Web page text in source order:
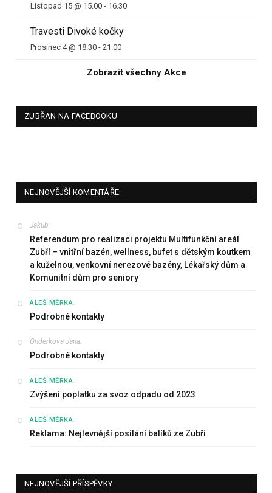
Listopad 15 @ 15.00 - 16.30
Travesti Divoké kočky
Prosinec 4 @ 18.30 - 21.00
Zobrazit všechny Akce
ZUBŘAN NA FACEBOOKU
NEJNOVĚJŠÍ KOMENTÁŘE
Jakub:
Referendum pro realizaci projektu Multifunkční areál
Zubří – vnitřní bazén, wellness, bufet s dětským koutkem
a kuželnou, venkovní nerezové bazény, Lékařský dům a
Komunitní dům pro seniory
ALEŠ MĚRKA:
Podrobné kontakty
Onderkova Jana:
Podrobné kontakty
ALEŠ MĚRKA:
Zvýšení poplatku za svoz odpadu od 2023
ALEŠ MĚRKA:
Reklama: Nejlevnější posílání balíků ze Zubří
NEJNOVĚJŠÍ PŘÍSPĚVKY